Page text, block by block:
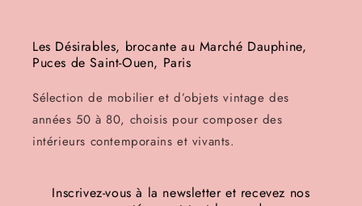
Les Désirables, brocante au Marché Dauphine,
Puces de Saint-Ouen, Paris
Sélection de mobilier et d’objets vintage des
années 50 à 80, choisis pour composer des
intérieurs contemporains et vivants.
Inscrivez-vous à la newsletter et recevez nos